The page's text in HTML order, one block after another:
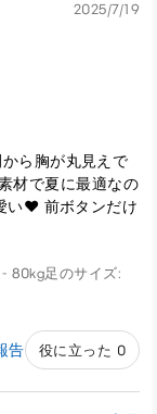
2025/7/19
ら胸が丸見えで
材で夏に最適なの
い❤ 前ボタンだけ
80kg足のサイズ:
告 役に立った 0